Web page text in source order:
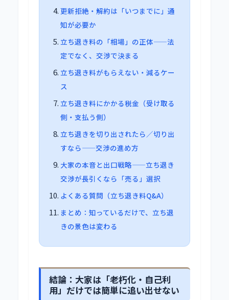
更新拒絶・解約は「いつまでに」通
知が必要か
立ち退き料の「相場」の正体——法
定でなく、交渉で決まる
立ち退き料がもらえない・減るケー
ス
立ち退き料にかかる税金（受け取る
側・支払う側）
立ち退きを切り出されたら／切り出
すなら——交渉の進め方
大家の本音と出口戦略——立ち退き
交渉が長引くなら「売る」選択
よくある質問（立ち退き料Q&A）
まとめ：知っているだけで、立ち退
きの景色は変わる
結論：大家は「老朽化・自己利
用」だけでは簡単に追い出せない